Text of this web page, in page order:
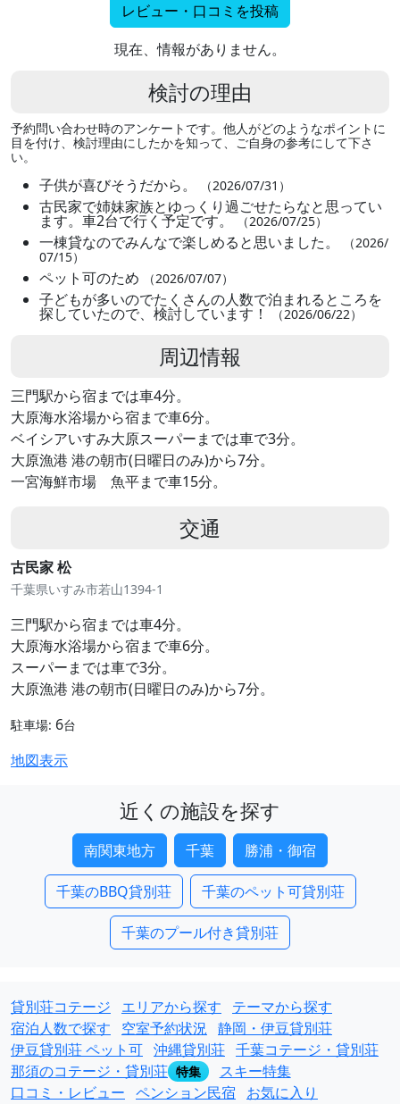
レビュー・口コミを投稿
現在、情報がありません。
検討の理由
予約問い合わせ時のアンケートです。他人がどのようなポイントに
目を付け、検討理由にしたかを知って、ご自身の参考にして下さ
い。
子供が喜びそうだから。 （2026/07/31）
古民家で姉妹家族とゆっくり過ごせたらなと思ってい
ます。車2台で行く予定です。 （2026/07/25）
一棟貸なのでみんなで楽しめると思いました。
（2026/
07/15）
ペット可のため （2026/07/07）
子どもが多いのでたくさんの人数で泊まれるところを
探していたので、検討しています！ （2026/06/22）
周辺情報
三門駅から宿までは車4分。
大原海水浴場から宿まで車6分。
ベイシアいすみ大原スーパーまでは車で3分。
大原漁港 港の朝市(日曜日のみ)から7分。
一宮海鮮市場 魚平まで車15分。
交通
古民家 松
千葉県いすみ市若山1394-1
三門駅から宿までは車4分。
大原海水浴場から宿まで車6分。
スーパーまでは車で3分。
大原漁港 港の朝市(日曜日のみ)から7分。
駐車場: 6台
地図表示
近くの施設を探す
南関東地方 千葉 勝浦・御宿
千葉のBBQ貸別荘 千葉のペット可貸別荘
千葉のプール付き貸別荘
貸別荘コテージ エリアから探す
テーマから探す
宿泊人数で探す
空室予約状況 静岡・伊豆貸別荘
伊豆貸別荘 ペット可 沖縄貸別荘 千葉コテージ・貸別荘
那須のコテージ・貸別荘 特集
スキー特集
口コミ・レビュー ペンション民宿 お気に入り